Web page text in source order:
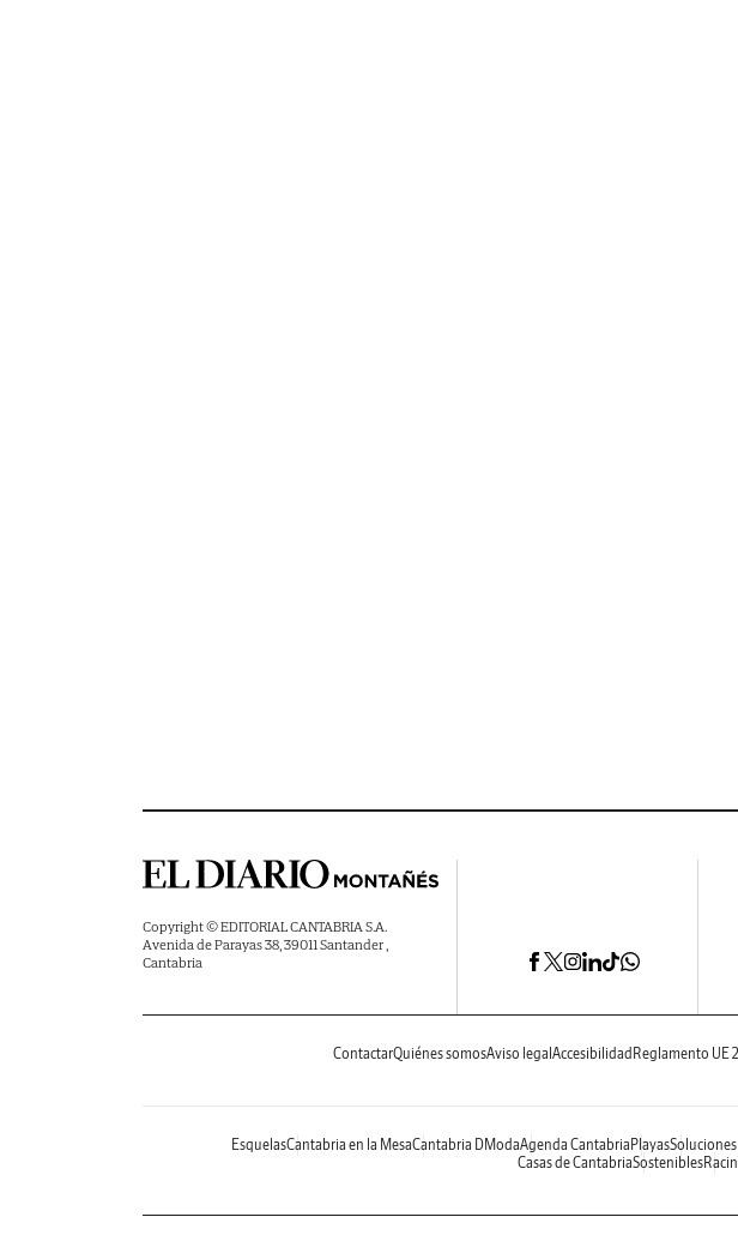
Copyright © EDITORIAL CANTABRIA S.A.
Avenida de Parayas 38, 39011 Santander ,
Cantabria
ContactarQuiénes somosAviso legal Accesibilidad Reglamento UE
EsquelasCantabria en la MesaCantabria DModaAgenda Cantabria Playas
Casas de CantabriaSostenibles